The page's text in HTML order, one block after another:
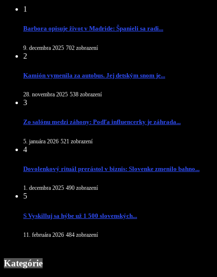
1
Barbora opisuje život v Madride: Španieli sa radi...
9. decembra 2025 702 zobrazení
2
Kamión vymenila za autobus. Jej detským snom je...
28. novembra 2025 538 zobrazení
3
Zo salónu medzi záhony: Podľa influencerky je záhrada...
5. januára 2026 521 zobrazení
4
Dovolenkový rituál prerástol v biznis: Slovenke zmenilo bahno...
1. decembra 2025 490 zobrazení
5
S Vyskilluj sa hýbe už 1 500 slovenských...
11. februára 2026 484 zobrazení
Kategórie